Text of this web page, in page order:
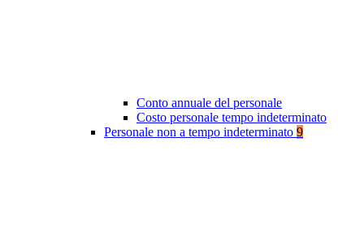
Conto annuale del personale
Costo personale tempo indeterminato
Personale non a tempo indeterminato 9